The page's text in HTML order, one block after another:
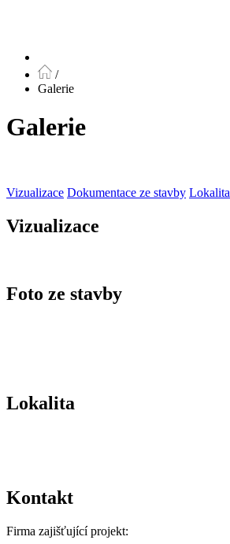
/
Galerie
Galerie
Vizualizace Dokumentace ze stavby Lokalita
Vizualizace
Foto ze stavby
Lokalita
Kontakt
Firma zajišťující projekt: